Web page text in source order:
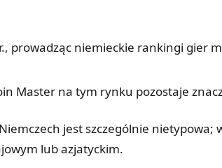
prowadząc niemieckie rankingi gier
Master na tym rynku pozostaje
jest szczególnie nietypowa;
lub azjatyckim.